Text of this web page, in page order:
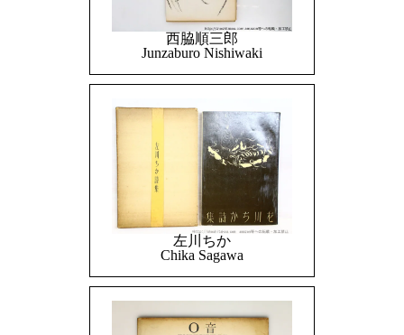
西脇順三郎
Junzaburo Nishiwaki
左川ちか
Chika Sagawa